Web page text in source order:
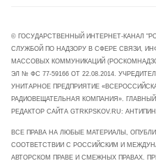
© ГОСУДАРСТВЕННЫЙ ИНТЕРНЕТ-КАНАЛ
СЛУЖБОЙ ПО НАДЗОРУ В СФЕРЕ СВЯЗИ,
МАССОВЫХ КОММУНИКАЦИЙ
ЭЛ № ФС 77-59166 ОТ 22.08.2014.
УНИТАРНОЕ ПРЕДПРИЯТИЕ
РАДИОВЕЩАТЕЛЬНАЯ КОМПАНИЯ».
РЕДАКТОР САЙТА GTRKPSKOV.RU:
ВСЕ ПРАВА НА ЛЮБЫЕ МАТЕРИАЛЫ,
СООТВЕТСТВИИ С РОССИЙСКИМ И
АВТОРСКОМ ПРАВЕ И СМЕЖНЫХ ПРАВАХ.